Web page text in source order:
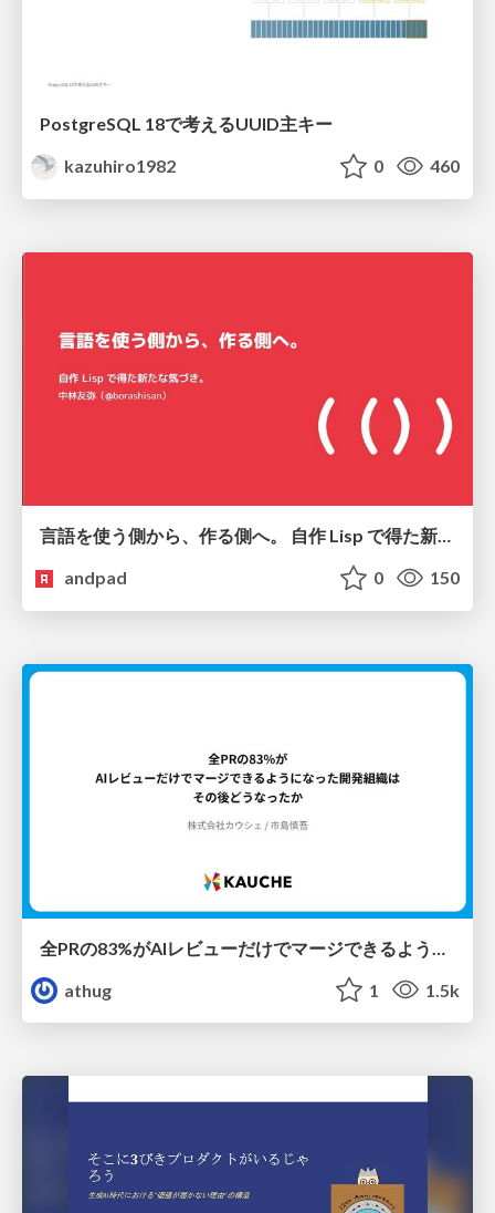
PostgreSQL 18で考えるUUID主キー
kazuhiro1982
0 460
言語を使う側から、作る側へ。 自作 Lisp で得た新たな気づき。
andpad
0 150
athug
1 1.5k